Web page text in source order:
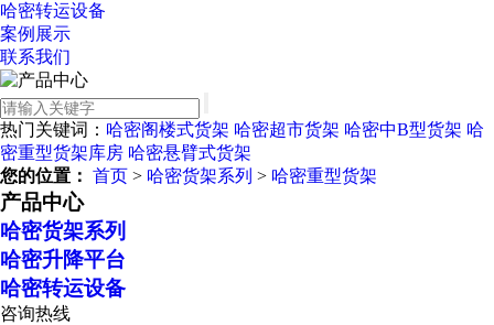
哈密转运设备
案例展示
联系我们
热门关键词： 哈密阁楼式货架 哈密超市货架 哈密中B型货架 哈
密重型货架库房 哈密悬臂式货架
您的位置： 首页 > 哈密货架系列 > 哈密重型货架
产品中心
哈密货架系列
哈密升降平台
哈密转运设备
咨询热线